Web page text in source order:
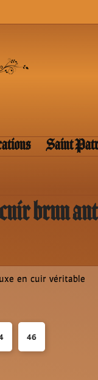
Saint
brun
en cuir véritable
46